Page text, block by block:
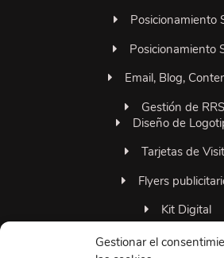
Gestionar el
Posicionamiento
Posicionamiento
Email, Blog,
Gestión de
Diseño de
Tarjetas de
Flyers
Kit Digital
Familia